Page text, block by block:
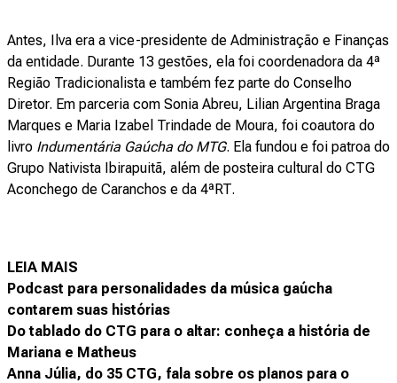
Antes, Ilva era a vice-presidente de Administração e Finanças
da entidade. Durante 13 gestões, ela foi coordenadora da 4ª
Região Tradicionalista e também fez parte do Conselho
Diretor. Em parceria com Sonia Abreu, Lilian Argentina Braga
Marques e Maria Izabel Trindade de Moura, foi coautora do
livro Indumentária Gaúcha do MTG. Ela fundou e foi patroa do
Grupo Nativista Ibirapuitã, além de posteira cultural do CTG
Aconchego de Caranchos e da 4ªRT.
LEIA MAIS
Podcast para personalidades da música gaúcha
contarem suas histórias
Do tablado do CTG para o altar: conheça a história de
Mariana e Matheus
Anna Júlia, do 35 CTG, fala sobre os planos para o